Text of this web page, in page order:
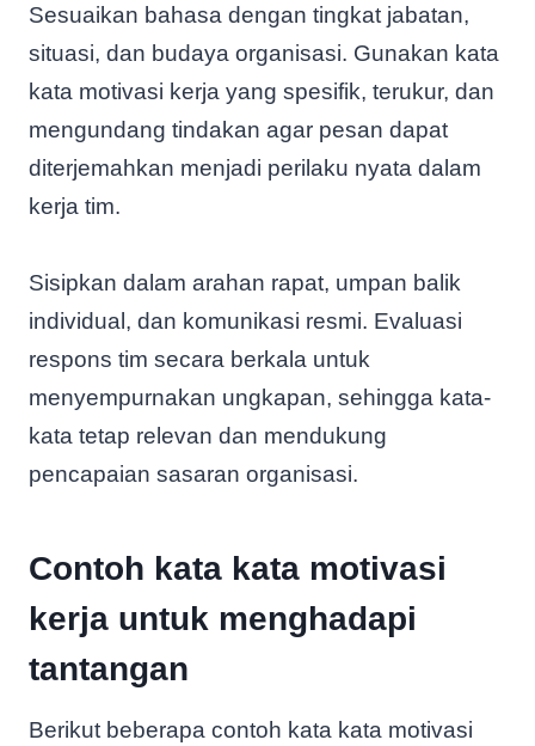
Sesuaikan bahasa dengan tingkat jabatan,
situasi, dan budaya organisasi. Gunakan kata
kata motivasi kerja yang spesifik, terukur, dan
mengundang tindakan agar pesan dapat
diterjemahkan menjadi perilaku nyata dalam
kerja tim.
Sisipkan dalam arahan rapat, umpan balik
individual, dan komunikasi resmi. Evaluasi
respons tim secara berkala untuk
menyempurnakan ungkapan, sehingga kata-
kata tetap relevan dan mendukung
pencapaian sasaran organisasi.
Contoh kata kata motivasi
kerja untuk menghadapi
tantangan
Berikut beberapa contoh kata kata motivasi